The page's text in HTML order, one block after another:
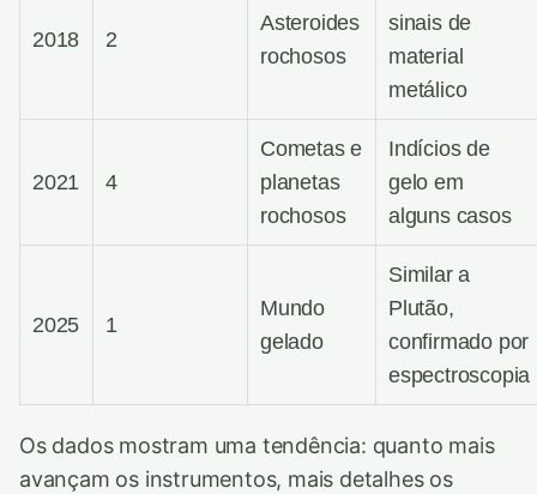
2018 2
Asteroides
rochosos
sinais de
material
metálico
2021 4
Cometas e
planetas
rochosos
Indícios de
gelo em
alguns casos
2025 1
Mundo
gelado
Similar a
Plutão,
confirmado por
espectroscopia
Os dados mostram uma tendência: quanto mais
avançam os instrumentos, mais detalhes os